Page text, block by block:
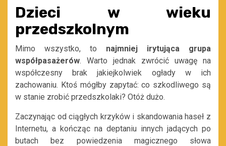
Dzieci w wieku
przedszkolnym
Mimo wszystko, to najmniej irytująca grupa
współpasażerów. Warto jednak zwrócić uwagę na
współczesny brak jakiejkolwiek ogłady w ich
zachowaniu. Ktoś mógłby zapytać: co szkodliwego są
w stanie zrobić przedszkolaki? Otóż dużo.
Zaczynając od ciągłych krzyków i skandowania haseł z
Internetu, a kończąc na deptaniu innych jadących po
butach bez powiedzenia magicznego słowa